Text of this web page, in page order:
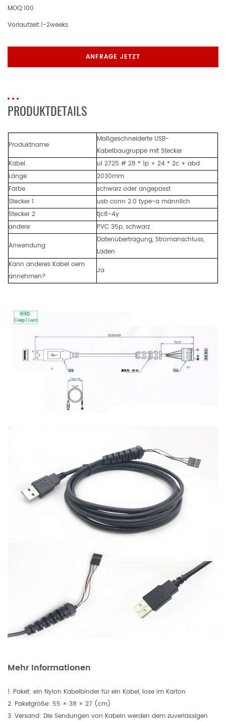
MOQ:100
Vorlaufzeit:1-2weeks
ANFRAGE JETZT
PRODUKTDETAILS
Produktname
Maßgeschneiderte USB-
Kabelbaugruppe mit Stecker
Kabel
ul 2725 # 28 * 1p + 24 * 2c + abd
Länge
2030mm
Farbe
schwarz oder angepasst
Stecker 1
usb conn 2.0 type-a männlich
Stecker 2
tjc8-4y
andere
PVC 35p, schwarz
Anwendung
Datenübertragung, Stromanschluss,
Laden
Kann anderes Kabel oem
annehmen?
Ja
Mehr Informationen
1. Paket: ein Nylon Kabelbinder für ein Kabel, lose im Karton
2. Paketgröße: 55 × 38 × 27 (cm)
3. Versand: Die Sendungen von Kabeln werden dem zuverlässigen